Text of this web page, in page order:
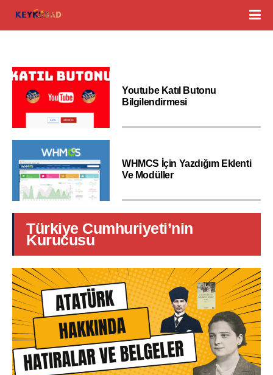
Youtube Katıl Butonu
Bilgilendirmesi
WHMCS İçin Yazdığım Eklenti
Ve Modüller
Türkiye Cumhuriyeti’nin
Kurucusu